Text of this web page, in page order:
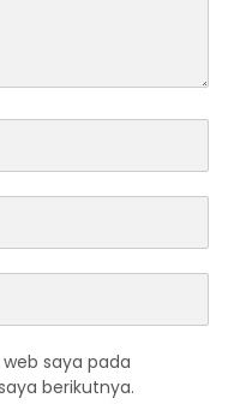
saya pada
berikutnya.